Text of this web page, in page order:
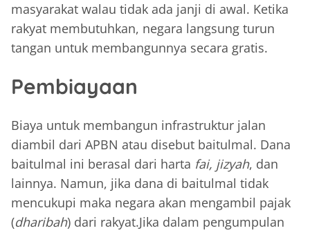
masyarakat walau tidak ada janji di awal. Ketika
rakyat membutuhkan, negara langsung turun
tangan untuk membangunnya secara gratis.
Pembiayaan
Biaya untuk membangun infrastruktur jalan
diambil dari APBN atau disebut baitulmal. Dana
baitulmal ini berasal dari harta fai, jizyah, dan
lainnya. Namun, jika dana di baitulmal tidak
mencukupi maka negara akan mengambil pajak
(dharibah) dari rakyat.Jika dalam pengumpulan